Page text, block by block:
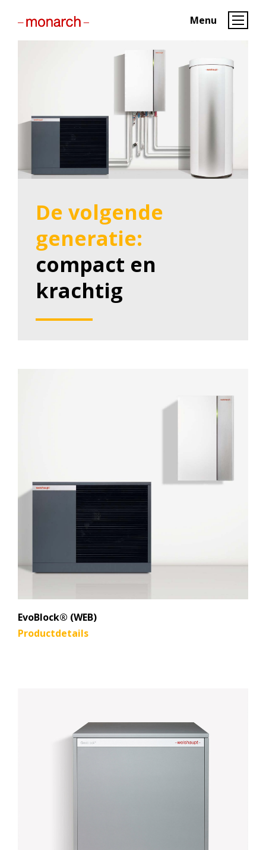
Menu
De volgende
generatie:
compact en
krachtig
EvoBlock® (WEB)
Productdetails